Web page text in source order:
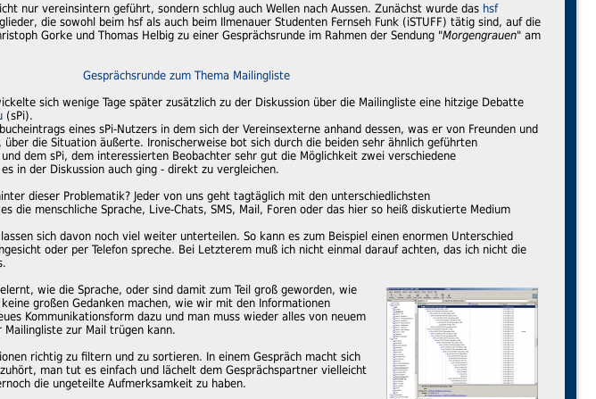
nur vereinsintern geführt, sondern schlug auch Wellen nach Aussen. Zunächst wurde das hsf
die sowohl beim hsf als auch beim Ilmenauer Studenten Fernseh Funk (iSTUFF) tätig sind, auf die
Gorke und Thomas Helbig zu einer Gesprächsrunde im Rahmen der Sendung "Morgengrauen" am
Gesprächsrunde zum Thema Mailingliste
sich wenige Tage später zusätzlich zu der Diskussion über die Mailingliste eine hitzige Debatte
(sPi).
eines sPi-Nutzers in dem sich der Vereinsexterne anhand dessen, was er von Freunden und
die Situation äußerte. Ironischerweise bot sich durch die beiden sehr ähnlich geführten
dem sPi, dem interessierten Beobachter sehr gut die Möglichkeit zwei verschiedene
in der Diskussion auch ging - direkt zu vergleichen.
dieser Problematik? Jeder von uns geht tagtäglich mit den unterschiedlichsten
die menschliche Sprache, Live-Chats, SMS, Mail, Foren oder das hier so heiß diskutierte Medium
sich davon noch viel weiter unterteilen. So kann es zum Beispiel einen enormen Unterschied
oder per Telefon spreche. Bei Letzterem muß ich nicht einmal darauf achten, das ich nicht die
wie die Sprache, oder sind damit zum Teil groß geworden, wie
großen Gedanken machen, wie wir mit den Informationen
Kommunikationsform dazu und man muss wieder alles von neuem
Mailingliste zur Mail trügen kann.
richtig zu filtern und zu sortieren. In einem Gespräch macht sich
man tut es einfach und lächelt dem Gesprächspartner vielleicht
die ungeteilte Aufmerksamkeit zu haben.